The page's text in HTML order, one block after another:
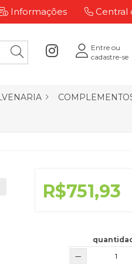
Informações Central
Entre ou
cadastre-se
R$751,93